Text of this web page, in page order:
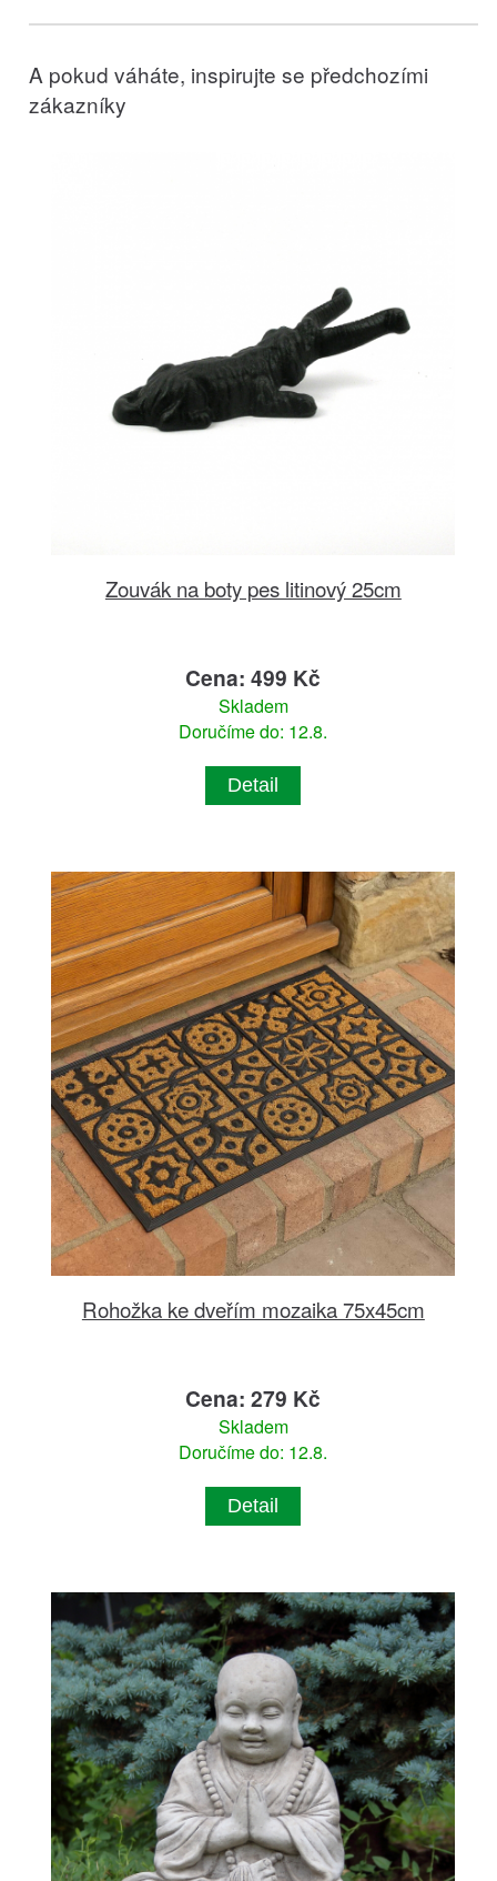
A pokud váháte, inspirujte se předchozími
zákazníky
Zouvák na boty pes litinový 25cm
Cena: 499 Kč
Skladem
Doručíme do: 12.8.
Detail
Rohožka ke dveřím mozaika 75x45cm
Cena: 279 Kč
Skladem
Doručíme do: 12.8.
Detail